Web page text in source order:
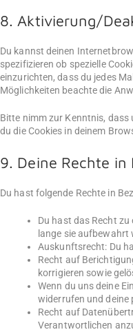
8. Aktivierung/
Du kannst deinen
spezifizieren ob spezielle
einzurichten, dass du jedes
Möglichkeiten beachte die
Bitte nimm zur Kenntnis,
du die Cookies in deinem
9. Deine Rechte
Du hast folgende Rechte in
Du hast das Recht
lange sie aufbewahrt
Auskunftsrecht: Du
Recht auf
korrigieren sowie
Wenn du uns deine
widerrufen und deine
Recht auf
Verantwortlichen